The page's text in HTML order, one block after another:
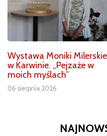
Wystawa Moniki
w Karwinie. „Pejzaże w
moich myślach”
06 sierpnia 2026